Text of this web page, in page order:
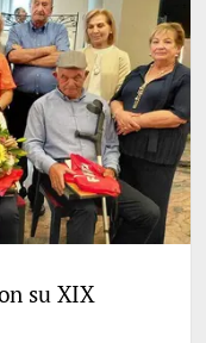
su XIX